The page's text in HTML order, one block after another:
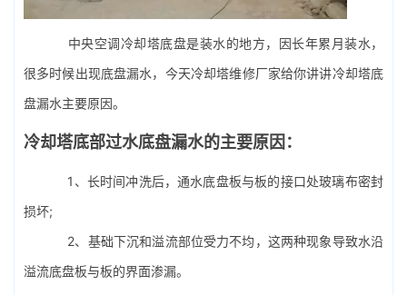
中央空调冷却塔底盘是装水的地方，因长年累月装水，
很多时候出现底盘漏水，今天冷却塔维修厂家给你讲讲冷却塔底
盘漏水主要原因。
冷却塔底部过水底盘漏水的主要原因：
1、长时间冲洗后，通水底盘板与板的接口处玻璃布密封
损坏;
2、基础下沉和溢流部位受力不均，这两种现象导致水沿
溢流底盘板与板的界面渗漏。